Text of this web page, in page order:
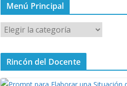
Menú Principal
M
e
n
P
Rincón del Docente